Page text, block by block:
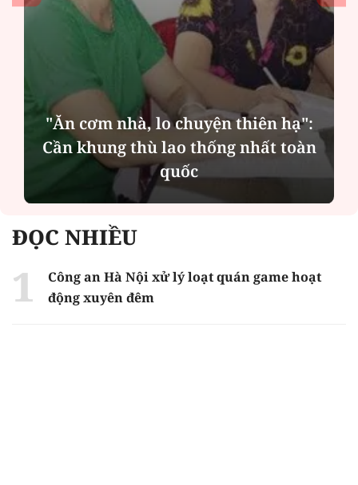
thiên hạ":
nhất toàn
MSB: Lợi nhuận quý II
ĐỌC NHIỀU
Công an Hà Nội xử lý loạt quán game hoạt
động xuyên đêm